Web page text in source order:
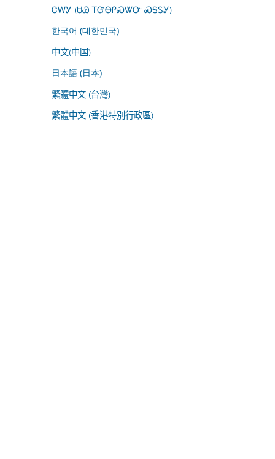
ᏣᎳᎩ (ᏌᏊ ᎢᏳᎾᎵᏍᏔᏅ ᏍᎦᏚᎩ)
한국어 (대한민국)
中文(中国)
日本語 (日本)
繁體中文 (台灣)
繁體中文 (香港特別行政區)